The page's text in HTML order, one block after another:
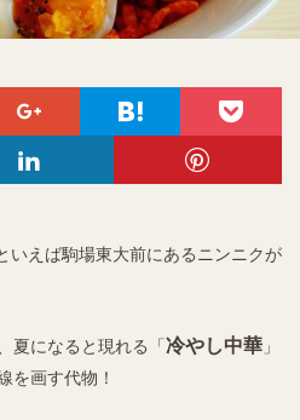
いえば駒場東大前にあるニンニクが
夏になると現れる「冷やし中華 」
を画す代物！